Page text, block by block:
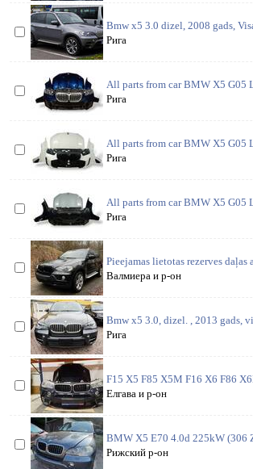
Bmw x5 3.0 dizel, 2008 gads,
Рига
All parts from car BMW X5
Рига
All parts from car BMW X5 G05
Рига
All parts from car BMW X5 G05
Рига
Pieejamas lietotas rezerves
Валмиера и р-он
Bmw x5 3.0, dizel. , 2013 gads,
Рига
F15 X5 F85 X5M F16 X6 F86
Елгава и р-он
BMW X5 E70 4.0d 225kW (306
Рижский р-он